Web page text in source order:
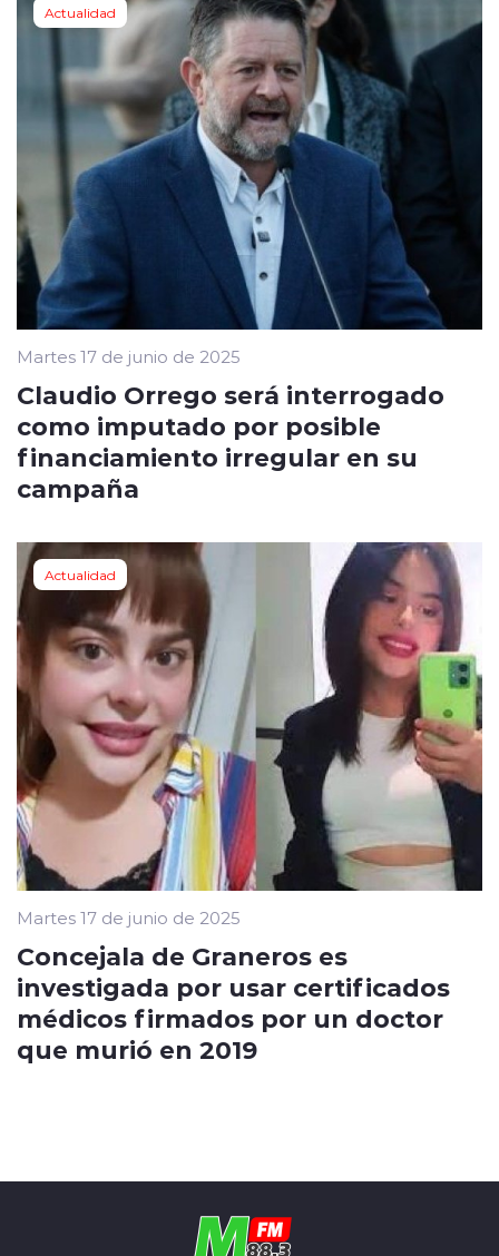
Actualidad
Martes 17 de junio de 2025
Claudio Orrego será interrogado
como imputado por posible
financiamiento irregular en su
campaña
Actualidad
Martes 17 de junio de 2025
Concejala de Graneros es
investigada por usar certificados
médicos firmados por un doctor
que murió en 2019